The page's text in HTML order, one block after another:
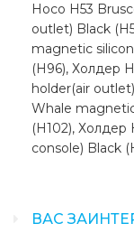
Hoco H53
outlet) Black
magnetic
(H96), Холдер
holder(air
Whale
(H102),
console) Black
ВАС